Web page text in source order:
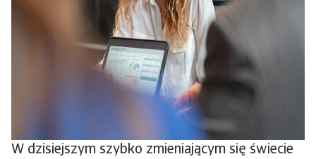
W dzisiejszym szybko zmieniającym się świecie